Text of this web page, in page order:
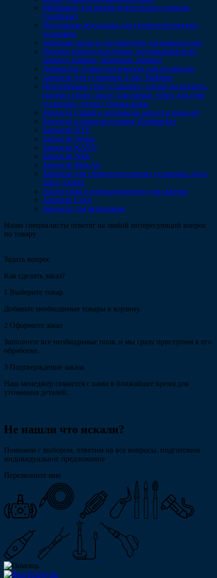
Мембраны для распределительного клапана
(гребёнок)
Воздушные редукторы для стоматологических
установок
Запасные части и соединители для компрессора
Гигиена (прикусные блоки, роторасширители,
зеркала, ёршики, защитные экраны)
Держатели стоматологических инструментов
Запчасти для установок A-dec, Belmont
Портативные стом установки, столик ассистента,
подача в сборе, масло для смазки, чехол для стом
установки, ручки столика врача
Запчасти Cattani к аспирации aspi-jet и mono-jet
Запчасти и комплектующие Woodpecker
Запчасти DTE
Запчасти Sirona
Запчасти KAVO
Запчасти NSK
Запчасти Bien Air
Запчасти для стоматологических установок Anya,
Siger, Azimut
Аксессуары и принадлежности для сканера
Запчасти Coxo
Запчасти для автоклавов
Наши специалисты ответят на любой интересующий вопрос
по товару
Задать вопрос
Как сделать заказ?
1 Выберите товар
Добавьте необходимые товары в корзину.
2 Оформите заказ
Заполните все необходимые поля, и мы сразу приступим к его
обработке.
3 Подтверждение заказа
Наш менеджер свяжется с вами в ближайшее время для
уточнения деталей.
Не нашли что искали?
Поможем с выбором, ответим на все вопросы, подготовим
индивидуальное предложение
Перезвоните мне